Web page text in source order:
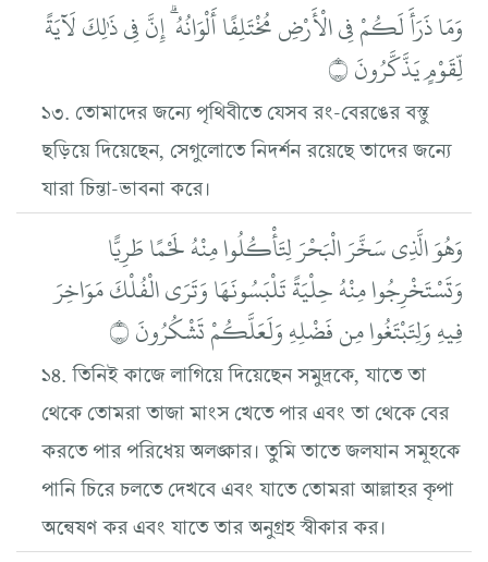
وَمَا ذَرَأَ لَكُمْ فِي الْأَرْضِ مُخْتَلِفًا أَلْوَانُهُ ۗ إِنَّ فِي ذَٰلِكَ لَآيَةً
لِّقَوْمٍ يَذَّكَّرُونَ ۝
১৩. তোমাদের জন্যে পৃথিবীতে যেসব রং-বেরঙের বস্তু
ছড়িয়ে দিয়েছেন, সেগুলোতে নিদর্শন রয়েছে তাদের জন্যে
যারা চিন্তা-ভাবনা করে।
وَهُوَ الَّذِي سَخَّرَ الْبَحْرَ لِتَأْكُلُوا مِنْهُ لَحْمًا طَرِيًّا
وَتَسْتَخْرِجُوا مِنْهُ حِلْيَةً تَلْبَسُونَهَا وَتَرَى الْفُلْكَ مَوَاخِرَ
فِيهِ وَلِتَبْتَغُوا مِن فَضْلِهِ وَلَعَلَّكُمْ تَشْكُرُونَ ۝
১৪. তিনিই কাজে লাগিয়ে দিয়েছেন সমুদ্রকে, যাতে তা
থেকে তোমরা তাজা মাংস খেতে পার এবং তা থেকে বের
করতে পার পরিধেয় অলঙ্কার। তুমি তাতে জলযান সমূহকে
পানি চিরে চলতে দেখবে এবং যাতে তোমরা আল্লাহর কৃপা
অন্বেষণ কর এবং যাতে তার অনুগ্রহ স্বীকার কর।